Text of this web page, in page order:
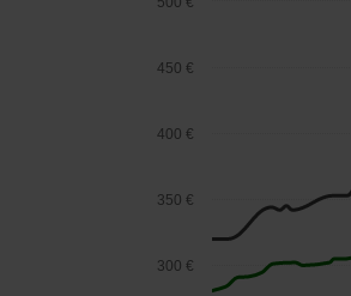
300 €
350 €
400 €
450 €